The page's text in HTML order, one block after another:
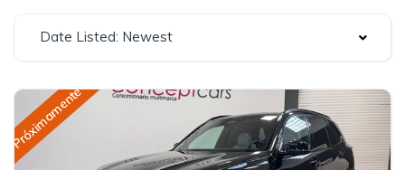
Date Listed: Newest
Próximamente